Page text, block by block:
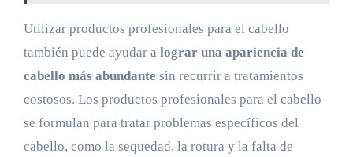
Utilizar productos profesionales para el cabello
también puede ayudar a lograr una apariencia de
cabello más abundante sin recurrir a tratamientos
costosos. Los productos profesionales para el cabello
se formulan para tratar problemas específicos del
cabello, como la sequedad, la rotura y la falta de